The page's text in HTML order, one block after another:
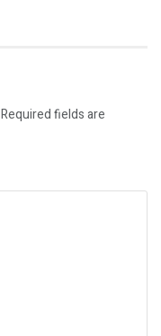
Required fields are